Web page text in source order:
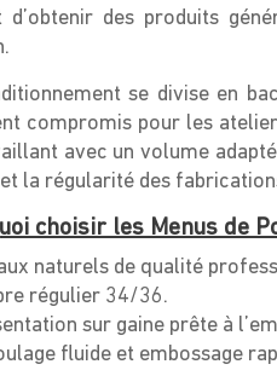
d’obtenir des produits
se divise en
compromis pour les
avec un volume
la régularité des
choisir les Menus de
naturels de qualité
régulier 34/36.
sur gaine prête à
fluide et embossage